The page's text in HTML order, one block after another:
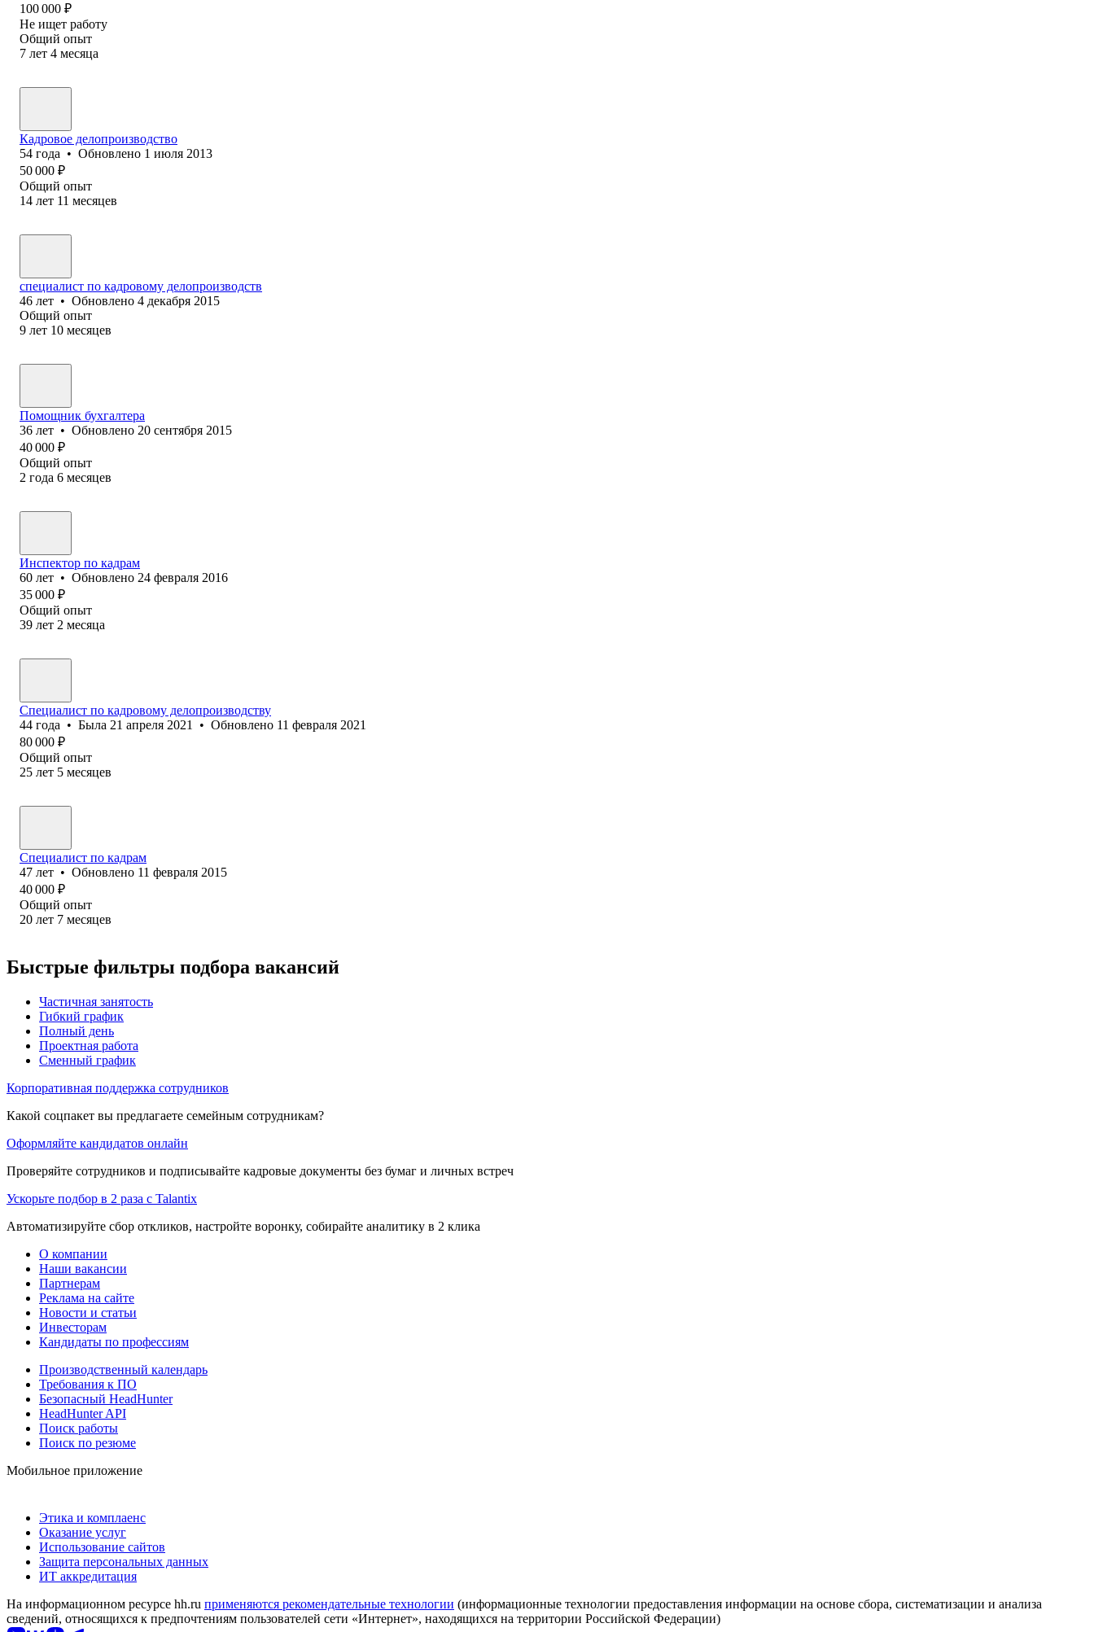
100 000 ₽
Не ищет работу
Общий опыт
7 лет 4 месяца
Кадровое делопроизводство
54 года • Обновлено 1 июля 2013
50 000 ₽
Общий опыт
14 лет 11 месяцев
специалист по кадровому делопроизводств
46 лет • Обновлено 4 декабря 2015
Общий опыт
9 лет 10 месяцев
Помощник бухгалтера
36 лет • Обновлено 20 сентября 2015
40 000 ₽
Общий опыт
2 года 6 месяцев
Инспектор по кадрам
60 лет • Обновлено 24 февраля 2016
35 000 ₽
Общий опыт
39 лет 2 месяца
Специалист по кадровому делопроизводству
44 года • Была 21 апреля 2021 • Обновлено 11 февраля 2021
80 000 ₽
Общий опыт
25 лет 5 месяцев
Специалист по кадрам
47 лет • Обновлено 11 февраля 2015
40 000 ₽
Общий опыт
20 лет 7 месяцев
Быстрые фильтры подбора вакансий
Частичная занятость
Гибкий график
Полный день
Проектная работа
Сменный график
Корпоративная поддержка сотрудников
Какой соцпакет вы предлагаете семейным сотрудникам?
Оформляйте кандидатов онлайн
Проверяйте сотрудников и подписывайте кадровые документы без бумаг и личных встреч
Ускорьте подбор в 2 раза с Talantix
Автоматизируйте сбор откликов, настройте воронку, собирайте аналитику в 2 клика
О компании
Наши вакансии
Партнерам
Реклама на сайте
Новости и статьи
Инвесторам
Кандидаты по профессиям
Производственный календарь
Требования к ПО
Безопасный HeadHunter
HeadHunter API
Поиск работы
Поиск по резюме
Мобильное приложение
Этика и комплаенс
Оказание услуг
Использование сайтов
Защита персональных данных
ИТ аккредитация
На информационном ресурсе hh.ru применяются рекомендательные технологии (информационные технологии предоставления информации на основе сбора, систематизации и анализа
сведений, относящихся к предпочтениям пользователей сети «Интернет», находящихся на территории Российской Федерации)